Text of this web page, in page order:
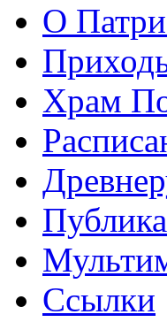
О
Храм
Ссылки